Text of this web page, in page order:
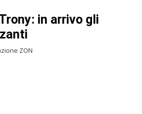
in arrivo gli
ZON